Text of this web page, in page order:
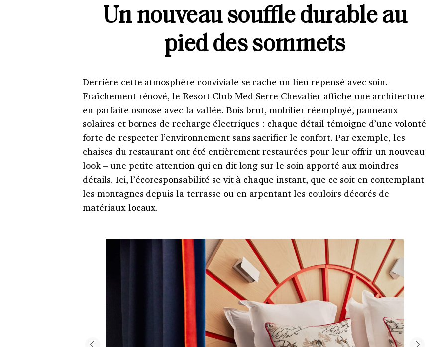
Un nouveau souffle durable au
pied des sommets
Derrière cette atmosphère conviviale se cache un lieu repensé avec soin.
Fraîchement rénové, le Resort Club Med Serre Chevalier affiche une architecture
en parfaite osmose avec la vallée. Bois brut, mobilier réemployé, panneaux
solaires et bornes de recharge électriques : chaque détail témoigne d’une volonté
forte de respecter l’environnement sans sacrifier le confort. Par exemple, les
chaises du restaurant ont été entièrement restaurées pour leur offrir un nouveau
look – une petite attention qui en dit long sur le soin apporté aux moindres
détails. Ici, l’écoresponsabilité se vit à chaque instant, que ce soit en contemplant
les montagnes depuis la terrasse ou en arpentant les couloirs décorés de
matériaux locaux.